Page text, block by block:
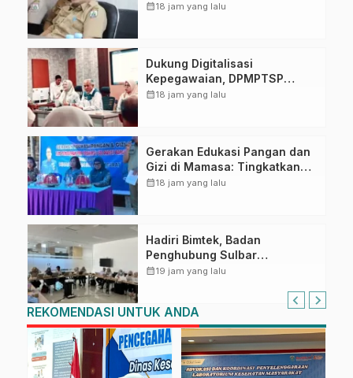
Scamming
calendar_month18 jam yang lalu
Dukung Digitalisasi
Kepegawaian, DPMPTSP
Sulbar Siap Terapkan Aplikasi
calendar_month18 jam yang lalu
Gerakan Edukasi Pangan dan
Gizi di Mamasa: Tingkatkan
Pengetahuan dan
calendar_month18 jam yang lalu
Hadiri Bimtek, Badan
Penghubung Sulbar
Tingkatkan Kompetensi ASN
PPN Gunakan Aplikasi Coretax
calendar_month19 jam yang lalu
REKOMENDASI UNTUK ANDA